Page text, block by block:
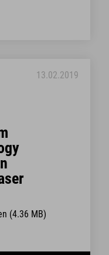
13.02.2019
(4.36 MB)